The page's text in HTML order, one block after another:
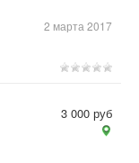
2 марта 2017
3 000 руб